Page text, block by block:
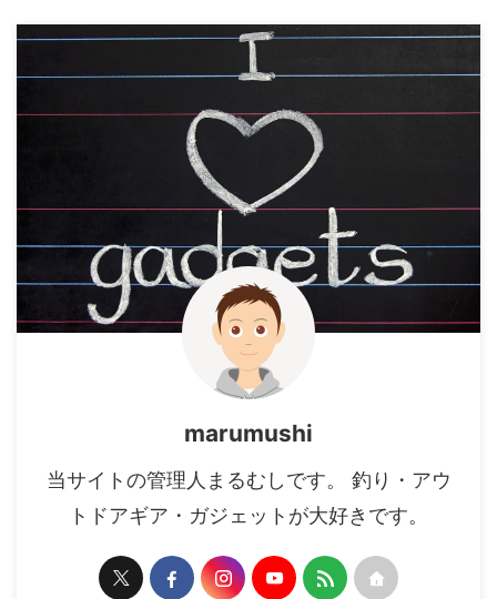
marumushi
当サイトの管理人まるむしです。 釣り・アウ
トドアギア・ガジェットが大好きです。